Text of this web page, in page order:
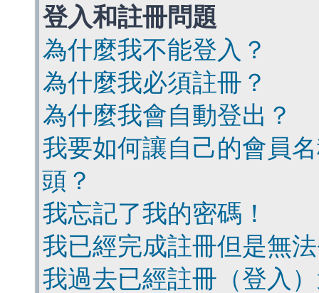
登入和註冊問題
為什麼我不能登入？
為什麼我必須註冊？
為什麼我會自動登出？
我要如何讓自己的會員
頭？
我忘記了我的密碼！
我已經完成註冊但是無
我過去已經註冊（登入